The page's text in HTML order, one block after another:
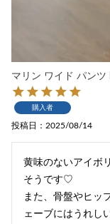
マリン ワイド パンツ
購入者
投稿日 2025/08/14
黄味のないアイボ
そうです♡
また、骨盤やヒッ
ェーブにはうれし